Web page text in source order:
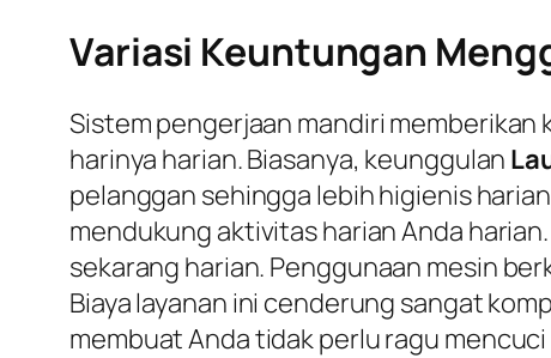
Variasi Keuntungan
Sistem pengerjaan mandiri
harinya harian. Biasanya, keunggulan
pelanggan sehingga lebih higienis
mendukung aktivitas harian Anda
sekarang harian. Penggunaan mesin
Biaya layanan ini cenderung sangat
membuat Anda tidak perlu ragu